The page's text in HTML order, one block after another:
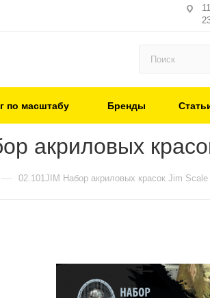
по масштабу Бренды
акриловых
— 02.101JIM Набор акриловых красок Jim